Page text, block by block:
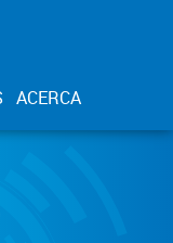
ACERCA